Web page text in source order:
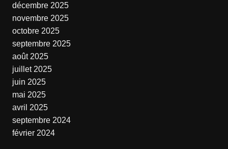
décembre 2025
novembre 2025
octobre 2025
septembre 2025
août 2025
juillet 2025
juin 2025
mai 2025
avril 2025
septembre 2024
février 2024